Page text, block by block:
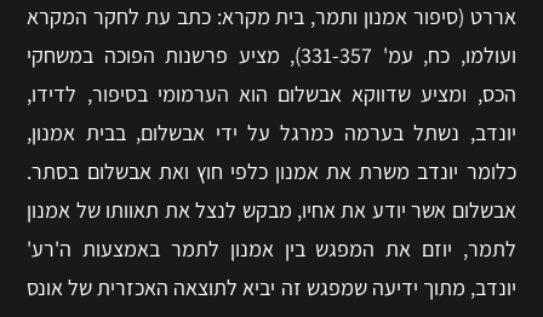
אררט (סיפור אמנון ותמר, בית מקרא: כתב עת לחקר המקרא
ועולמו, כח, עמ' 331-357), מציע פרשנות הפוכה במשחקי
הכס, ומציע שדווקא אבשלום הוא הערמומי בסיפור, לדידו,
יונדב, נשתל בערמה כמרגל על ידי אבשלום, בבית אמנון,
כלומר יונדב משרת את אמנון כלפי חוץ ואת אבשלום בסתר.
אבשלום אשר יודע את אחיו, מבקש לנצל את תאוותו של אמנון
לתמר, יוזם את המפגש בין אמנון לתמר באמצעות ה'רע'
יונדב, מתוך ידיעה שמפגש זה יביא לתוצאה האכזרית של אונס